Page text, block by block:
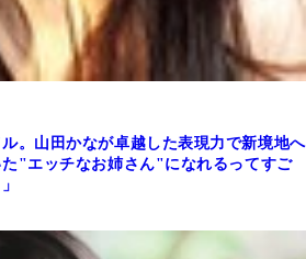
。山田かなが卓越した表現力で新境地へ
た"エッチなお姉さん"になれるってすご